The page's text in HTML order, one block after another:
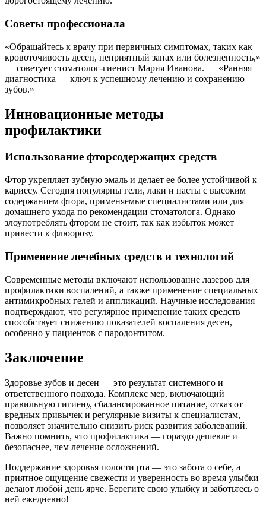
Советы профессионала
«Обращайтесь к врачу при первичных симптомах, таких как
кровоточивость десен, неприятный запах или болезненность,»
— советует стоматолог-гиенист Мария Иванова. — «Ранняя
диагностика — ключ к успешному лечению и сохранению
зубов.»
Инновационные методы
профилактики
Использование фторсодержащих средств
Фтор укрепляет зубную эмаль и делает ее более устойчивой к
кариесу. Сегодня популярны гели, лаки и пасты с высоким
содержанием фтора, применяемые специалистами или для
домашнего ухода по рекомендации стоматолога. Однако
злоупотреблять фтором не стоит, так как избыток может
привести к флюорозу.
Применение лечебных средств и технологий
Современные методы включают использование лазеров для
профилактики воспалений, а также применение специальных
антимикробных гелей и аппликаций. Научные исследования
подтверждают, что регулярное применение таких средств
способствует снижению показателей воспаления десен,
особенно у пациентов с пародонтитом.
Заключение
Здоровье зубов и десен — это результат системного и
ответственного подхода. Комплекс мер, включающий
правильную гигиену, сбалансированное питание, отказ от
вредных привычек и регулярные визиты к специалистам,
позволяет значительно снизить риск развития заболеваний.
Важно помнить, что профилактика — гораздо дешевле и
безопаснее, чем лечение осложнений.
Поддержание здоровья полости рта — это забота о себе, а
приятное ощущение свежести и уверенность во время улыбки
делают любой день ярче. Берегите свою улыбку и заботьтесь о
ней ежедневно!